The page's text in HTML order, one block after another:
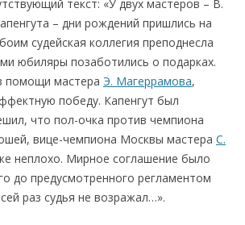
текст: «У двух мастеров – В.
– дни рождений пришлись на
судейская коллегия преподнесла
юбиляры позаботились о подарках.
помощи мастера Э. Магеррамова,
победу. Капенгут был
что пол-очка против чемпиона
вице-чемпиона Москвы мастера С.
неплохо. Мирное соглашение было
до предусмотренного регламентом
раз судья не возражал…».